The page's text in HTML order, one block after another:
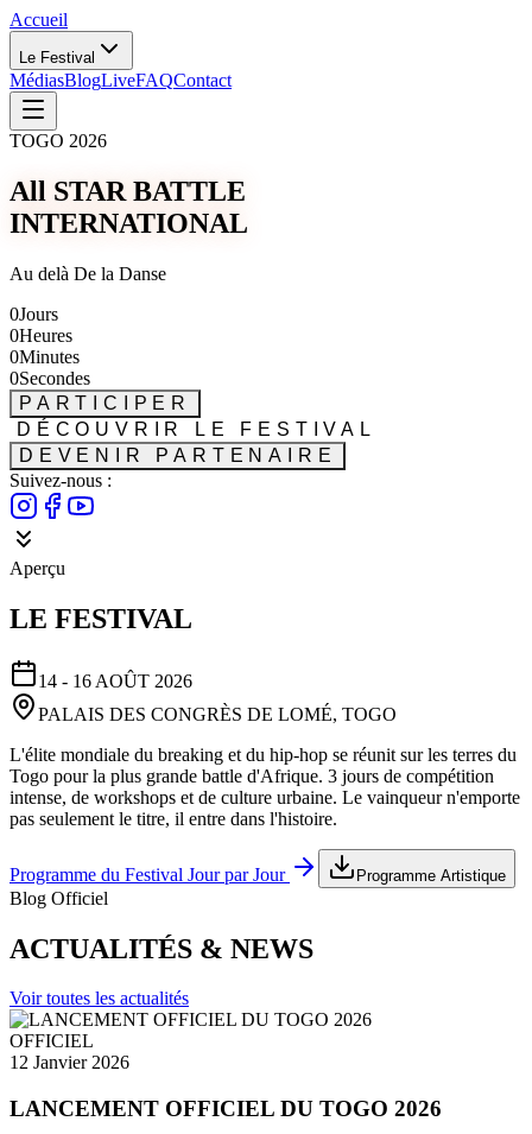
Accueil
Le Festival
MédiasBlogLiveFAQContact
TOGO 2026
All STAR BATTLE
INTERNATIONAL
Au delà De la Danse
0Jours
0Heures
0Minutes
0Secondes
PARTICIPER
DÉCOUVRIR LE FESTIVAL
DEVENIR PARTENAIRE
Suivez-nous :
Aperçu
LE FESTIVAL
14 - 16 AOÛT 2026
PALAIS DES CONGRÈS DE LOMÉ, TOGO
L'élite mondiale du breaking et du hip-hop se réunit sur les terres du
Togo pour la plus grande battle d'Afrique. 3 jours de compétition
intense, de workshops et de culture urbaine. Le vainqueur n'emporte
pas seulement le titre, il entre dans l'histoire.
Programme du Festival Jour par Jour Programme Artistique
Blog Officiel
ACTUALITÉS & NEWS
Voir toutes les actualités
OFFICIEL
12 Janvier 2026
LANCEMENT OFFICIEL DU TOGO 2026